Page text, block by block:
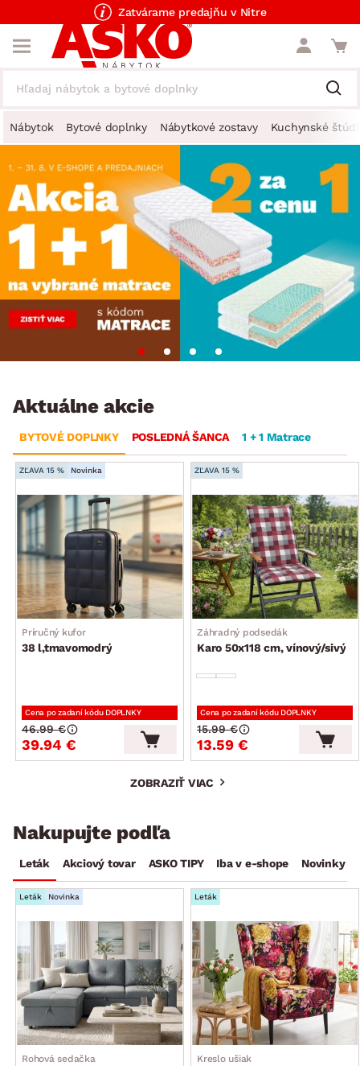
Zatvárame predajňu v Nitre
Nábytok Bytové doplnky Nábytkové zostavy Kuchynské
Aktuálne akcie
BYTOVÉ DOPLNKY POSLEDNÁ ŠANCA 1 + 1 Matrace
ZĽAVA 15 % Novinka
Príručný kufor
38 l,tmavomodrý
Cena po zadaní kódu DOPLNKY
39.94 €
46.99 €
ZĽAVA 15 %
Záhradný podsedák
Karo 50x118 cm, vínový/sivý
Cena po zadaní kódu DOPLNKY
13.59 €
15.99 €
ZOBRAZIŤ VIAC
Nakupujte podľa
Leták Akciový tovar ASKO TIPY Iba v e-shope Novinky
Leták Novinka
Rohová sedačka
Leták
Kreslo ušiak